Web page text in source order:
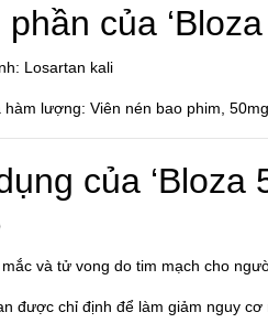
của
Losartan kali
hàm lượng: Viên nén bao phim, 50mg
của ‘Bloza
và tử vong do tim mạch cho
được chỉ định để làm giảm nguy